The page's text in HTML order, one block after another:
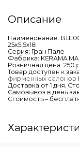
Описание
Наименование:
25х5,5х18
Серия: Гран Пале
Фабрика: KERAMA
Розничная цена: 250
Товар доступен к
фирменных салонов
Доставка от 1 дня.
Самовывоз в день
Стоимость –